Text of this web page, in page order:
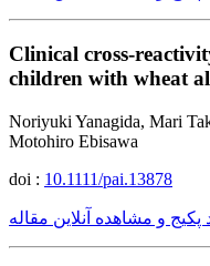
Clinical cross-
children with wheat
Noriyuki Yanagida, Mari
Motohiro Ebisawa
doi : 10.1111/pai.13878
پکیج و مشاهده آنلاین مقاله